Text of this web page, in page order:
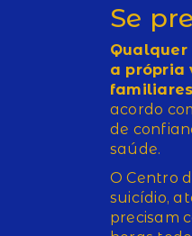
Se
Qualquer
a própria
acordo
de
saúde.
O Centro
suicídio,
precisam